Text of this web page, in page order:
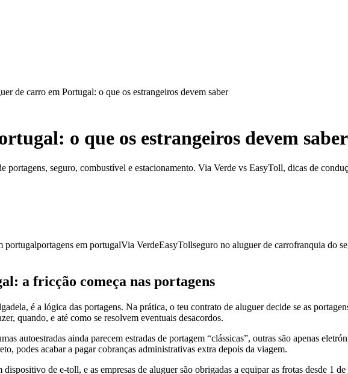
de carro em Portugal: o que os estrangeiros devem saber
o que os estrangeiros devem saber
portagens, seguro, combustível e estacionamento. Via Verde vs EasyToll, dicas de
portugalportagens em portugalVia VerdeEasyTollseguro no aluguer de carrofranquia do
a fricção começa nas portagens
é a lógica das portagens. Na prática, o teu contrato de aluguer decide se as
quando, e até como se resolvem eventuais desacordos.
autoestradas ainda parecem estradas de portagem “clássicas”, outras são apenas
podes acabar a pagar cobranças administrativas extra depois da viagem.
de e-toll, e as empresas de aluguer são obrigadas a equipar as frotas desde 1